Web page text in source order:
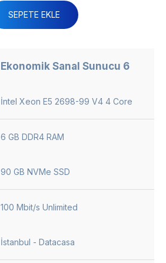
SEPETE EKLE
Ekonomik Sanal Sunucu 6
İntel Xeon E5 2698-99 V4 4 Core
6 GB DDR4 RAM
90 GB NVMe SSD
100 Mbit/s Unlimited
İstanbul - Datacasa